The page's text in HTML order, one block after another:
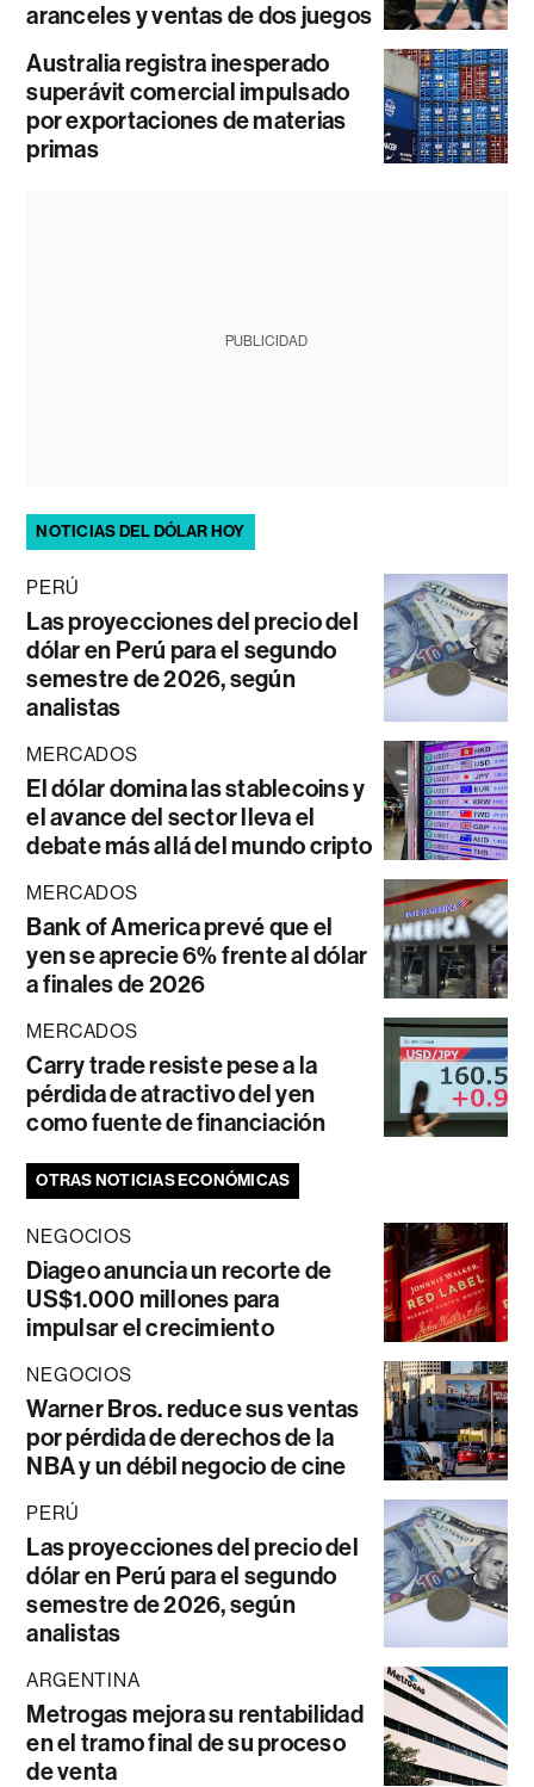
aranceles y ventas de dos juegos
Australia registra inesperado
superávit comercial impulsado
por exportaciones de materias
primas
PUBLICIDAD
NOTICIAS DEL DÓLAR HOY
PERÚ
Las proyecciones del precio del
dólar en Perú para el segundo
semestre de 2026, según
analistas
MERCADOS
El dólar domina las stablecoins y
el avance del sector lleva el
debate más allá del mundo cripto
MERCADOS
Bank of America prevé que el
yen se aprecie 6% frente al dólar
a finales de 2026
MERCADOS
Carry trade resiste pese a la
pérdida de atractivo del yen
como fuente de financiación
OTRAS NOTICIAS ECONÓMICAS
NEGOCIOS
Diageo anuncia un recorte de
US$1.000 millones para
impulsar el crecimiento
NEGOCIOS
Warner Bros. reduce sus ventas
por pérdida de derechos de la
NBA y un débil negocio de cine
PERÚ
Las proyecciones del precio del
dólar en Perú para el segundo
semestre de 2026, según
analistas
ARGENTINA
Metrogas mejora su rentabilidad
en el tramo final de su proceso
de venta